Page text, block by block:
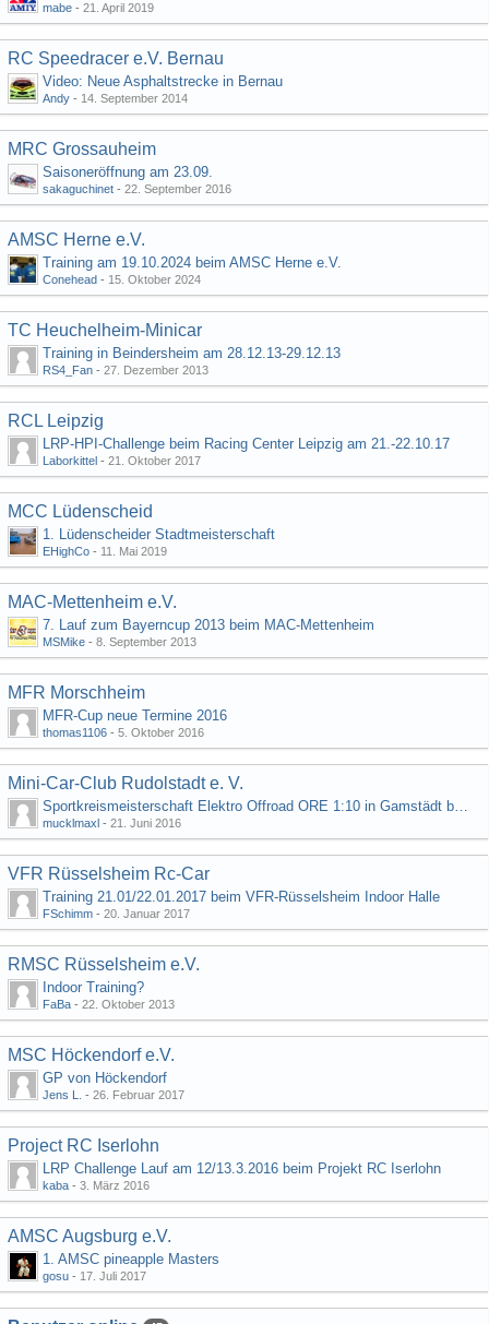
mabe - 21. April 2019
RC Speedracer e.V. Bernau
Video: Neue Asphaltstrecke in Bernau
Andy - 14. September 2014
MRC Grossauheim
Saisoneröffnung am 23.09.
sakaguchinet - 22. September 2016
AMSC Herne e.V.
Training am 19.10.2024 beim AMSC Herne e.V.
Conehead - 15. Oktober 2024
TC Heuchelheim-Minicar
Training in Beindersheim am 28.12.13-29.12.13
RS4_Fan - 27. Dezember 2013
RCL Leipzig
LRP-HPI-Challenge beim Racing Center Leipzig am 21.-22.10.17
Laborkittel - 21. Oktober 2017
MCC Lüdenscheid
1. Lüdenscheider Stadtmeisterschaft
EHighCo - 11. Mai 2019
MAC-Mettenheim e.V.
7. Lauf zum Bayerncup 2013 beim MAC-Mettenheim
MSMike - 8. September 2013
MFR Morschheim
MFR-Cup neue Termine 2016
thomas1106 - 5. Oktober 2016
Mini-Car-Club Rudolstadt e. V.
Sportkreismeisterschaft Elektro Offroad ORE 1:10 in Gamstädt bei Erfurt, Outdoor mit Indoor Ausweichmöglichkeit!!!
mucklmaxl - 21. Juni 2016
VFR Rüsselsheim Rc-Car
Training 21.01/22.01.2017 beim VFR-Rüsselsheim Indoor Halle
FSchimm - 20. Januar 2017
RMSC Rüsselsheim e.V.
Indoor Training?
FaBa - 22. Oktober 2013
MSC Höckendorf e.V.
GP von Höckendorf
Jens L. - 26. Februar 2017
Project RC Iserlohn
LRP Challenge Lauf am 12/13.3.2016 beim Projekt RC Iserlohn
kaba - 3. März 2016
AMSC Augsburg e.V.
1. AMSC pineapple Masters
gosu - 17. Juli 2017